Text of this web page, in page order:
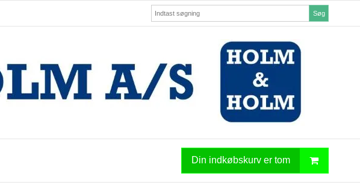
Søg
Din indkøbskurv er tom